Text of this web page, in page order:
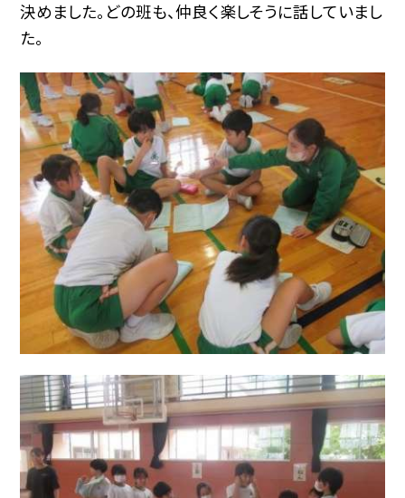
決めました。どの班も、仲良く楽しそうに話していまし
た。